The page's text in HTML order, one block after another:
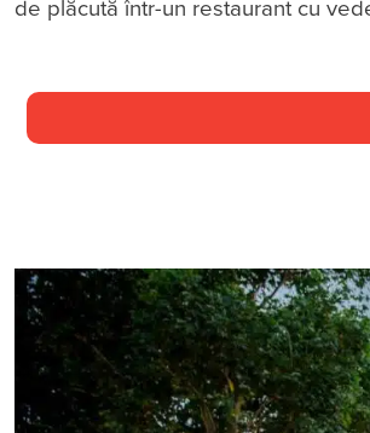
de plăcută într-un restaurant cu